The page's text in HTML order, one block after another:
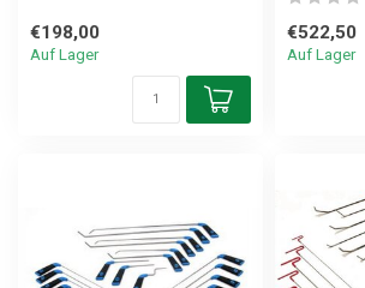
€198,00
Auf Lager
€522,50
Auf Lager